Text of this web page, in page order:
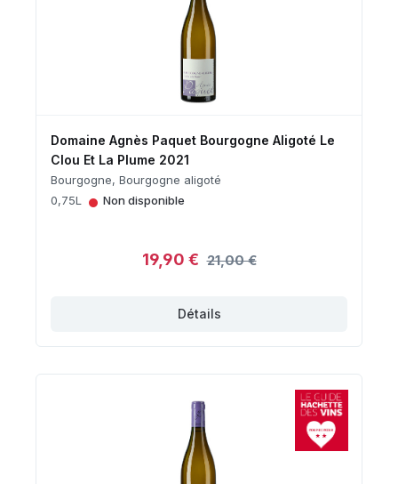
Domaine Agnès Paquet Bourgogne Aligoté Le
Clou Et La Plume 2021
Bourgogne, Bourgogne aligoté
0,75L
• Non disponible
19,90 € 21,00 €
Détails